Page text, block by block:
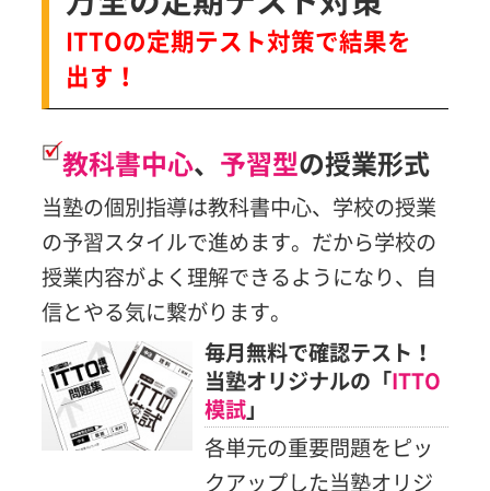
ITTOの定期テスト対策で結果を
出す！
教科書中心、 予習型の授業形式
当塾の個別指導は教科書中心、学校の授業
の予習スタイルで進めます。だから学校の
授業内容がよく理解できるようになり、自
信とやる気に繋がります。
毎月無料で確認テスト！
当塾オリジナルの「ITTO
模試」
各単元の重要問題をピッ
クアップした当塾オリジ